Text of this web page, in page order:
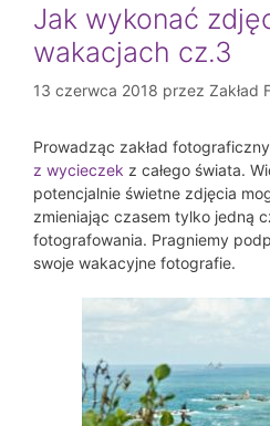
Jak wykonać
wakacjach cz.3
13 czerwca 2018 przez Zakład
Prowadząc zakład fotograficzny
z wycieczek z całego świata.
potencjalnie świetne zdjęcia
zmieniając czasem tylko jedną
fotografowania. Pragniemy
swoje wakacyjne fotografie.